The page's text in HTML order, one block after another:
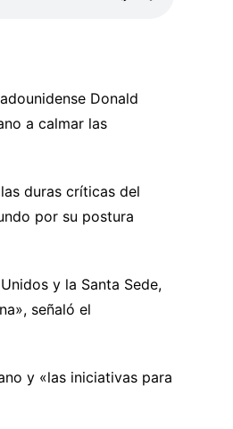
Donald
a calmar las
duras críticas del
por su postura
y la Santa Sede,
señaló el
y «las iniciativas para